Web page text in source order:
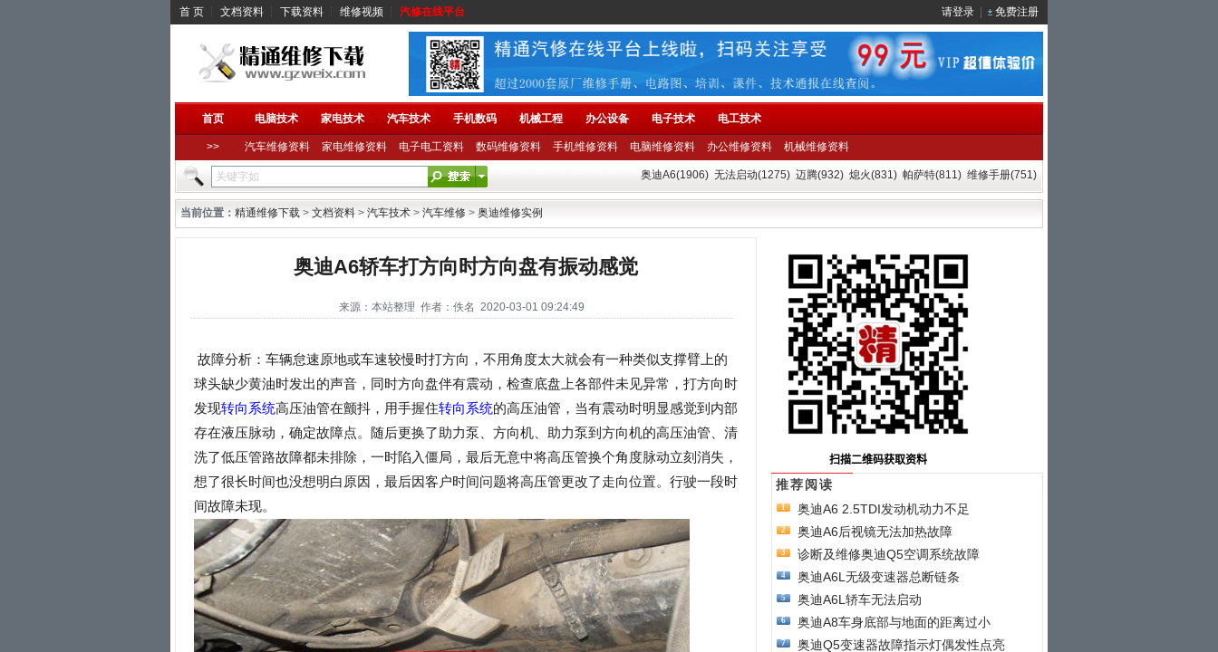
首 页 ┆ 文档资料 ┆ 下载资料 ┆ 维修视频 ┆ 汽修在线平台 请登录 免费注册
首页 电脑技术 家电技术 汽车技术 手机数码 机械工程 办公设备 电子技术 电工技术
>> 汽车维修资料 家电维修资料 电子电工资料 数码维修资料 手机维修资料 电脑维修资料 办公维修资料 机械维修资料
奥迪A6(1906) 无法启动(1275) 迈腾(932) 熄火(831) 帕萨特(811) 维修手册(751)
当前位置： 精通维修下载 > 文档资料 > 汽车技术 > 汽车维修 > 奥迪维修实例
奥迪A6轿车打方向时方向盘有振动感觉
来源：本站整理 作者：佚名 2020-03-01 09:24:49
故障分析：车辆怠速原地或车速较慢时打方向，不用角度太大就会有一种类似支撑臂上的
球头缺少黄油时发出的声音，同时方向盘伴有震动，检查底盘上各部件未见异常，打方向时
发现转向系统高压油管在颤抖，用手握住转向系统的高压油管，当有震动时明显感觉到内部
存在液压脉动，确定故障点。随后更换了助力泵、方向机、助力泵到方向机的高压油管、清
洗了低压管路故障都未排除，一时陷入僵局，最后无意中将高压管换个角度脉动立刻消失，
想了很长时间也没想明白原因，最后因客户时间问题将高压管更改了走向位置。行驶一段时
间故障未现。
推荐阅读
1 奥迪A6 2.5TDI发动机动力不足
2 奥迪A6后视镜无法加热故障
3 诊断及维修奥迪Q5空调系统故障
4 奥迪A6L无级变速器总断链条
5 奥迪A6L轿车无法启动
6 奥迪A8车身底部与地面的距离过小
7 奥迪Q5变速器故障指示灯偶发性点亮